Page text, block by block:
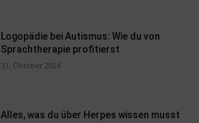
Logopädie bei Autismus: Wie du von
Sprachtherapie profitierst
31. Oktober 2024
Alles, was du über Herpes wissen musst